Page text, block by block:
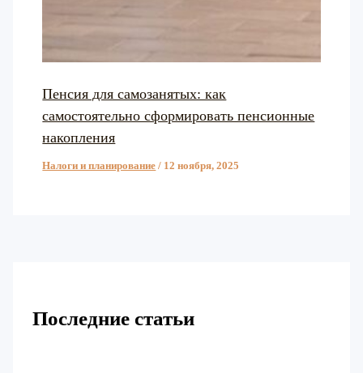
Пенсия для самозанятых: как
самостоятельно сформировать пенсионные
накопления
Налоги и планирование / 12 ноября, 2025
Последние статьи